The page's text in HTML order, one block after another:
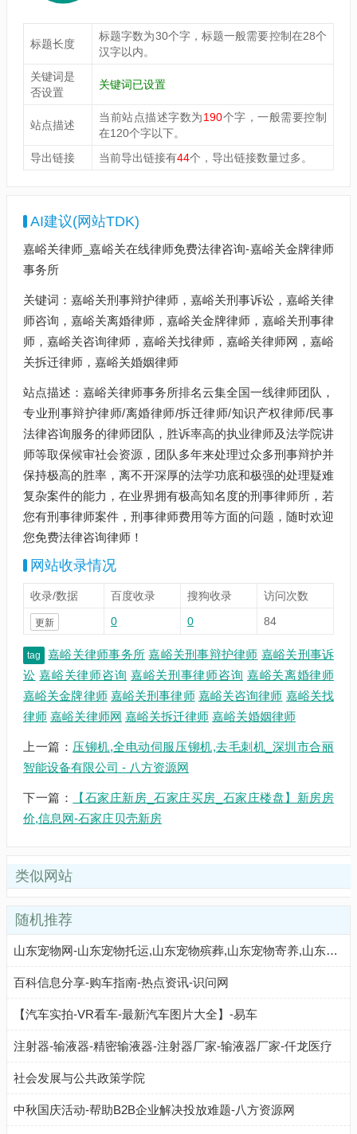
标题长度
标题字数为30个字，标题一般需要控制在28个
汉字以内。
关键词是
否设置
关键词已设置
站点描述
当前站点描述字数为190个字，一般需要控制
在120个字以下。
导出链接
当前导出链接有44个，导出链接数量过多。
AI建议(网站TDK)
嘉峪关律师_嘉峪关在线律师免费法律咨询-嘉峪关金牌律师
事务所
关键词：嘉峪关刑事辩护律师，嘉峪关刑事诉讼，嘉峪关律
师咨询，嘉峪关离婚律师，嘉峪关金牌律师，嘉峪关刑事律
师，嘉峪关咨询律师，嘉峪关找律师，嘉峪关律师网，嘉峪
关拆迁律师，嘉峪关婚姻律师
站点描述：嘉峪关律师事务所排名云集全国一线律师团队，
专业刑事辩护律师/离婚律师/拆迁律师/知识产权律师/民事
法律咨询服务的律师团队，胜诉率高的执业律师及法学院讲
师等取保候审社会资源，团队多年来处理过众多刑事辩护并
保持极高的胜率，离不开深厚的法学功底和极强的处理疑难
复杂案件的能力，在业界拥有极高知名度的刑事律师所，若
您有刑事律师案件，刑事律师费用等方面的问题，随时欢迎
您免费法律咨询律师！
网站收录情况
收录/数据 百度收录 搜狗收录 访问次数
更新 0 0 84
tag 嘉峪关律师事务所 嘉峪关刑事辩护律师 嘉峪关刑事诉
讼 嘉峪关律师咨询 嘉峪关刑事律师咨询 嘉峪关离婚律师
嘉峪关金牌律师 嘉峪关刑事律师 嘉峪关咨询律师 嘉峪关找
律师 嘉峪关律师网 嘉峪关拆迁律师 嘉峪关婚姻律师
上一篇： 压铆机,全电动伺服压铆机,去毛刺机_深圳市合丽
智能设备有限公司 - 八方资源网
下一篇：
【石家庄新房_石家庄买房_石家庄楼盘】新房房
价,信息网-石家庄贝壳新房
类似网站
随机推荐
山东宠物网-山东宠物托运,山东宠物殡葬,山东宠物寄养,山东宠物市场,山东最好的宠物医院
百科信息分享-购车指南-热点资讯-识问网
【汽车实拍-VR看车-最新汽车图片大全】-易车
注射器-输液器-精密输液器-注射器厂家-输液器厂家-仟龙医疗
社会发展与公共政策学院
中秋国庆活动-帮助B2B企业解决投放难题-八方资源网